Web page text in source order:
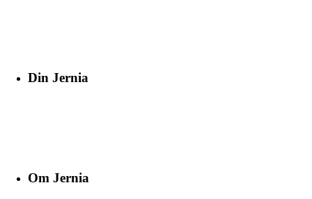
Din Jernia
Om Jernia